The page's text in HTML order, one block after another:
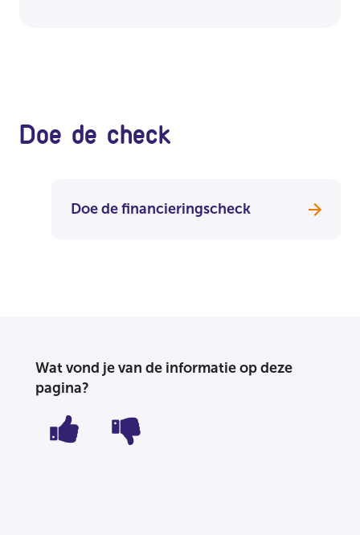
Doe de check
Doe de financieringscheck
Wat vond je van de informatie op deze
pagina?